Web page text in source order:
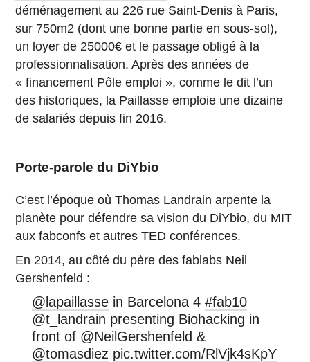
déménagement au 226 rue Saint-Denis à Paris,
sur 750m2 (dont une bonne partie en sous-sol),
un loyer de 25000€ et le passage obligé à la
professionnalisation. Après des années de
« financement Pôle emploi », comme le dit l’un
des historiques, la Paillasse emploie une dizaine
de salariés depuis fin 2016.
Porte-parole du DiYbio
C’est l’époque où Thomas Landrain arpente la
planète pour défendre sa vision du DiYbio, du MIT
aux fabconfs et autres TED conférences.
En 2014, au côté du père des fablabs Neil
Gershenfeld :
@lapaillasse in Barcelona 4#fab10
@t_landrain presenting Biohacking in
front of @NeilGershenfeld &
@tomasdiez pic.twitter.com/RlVjk4sKpY